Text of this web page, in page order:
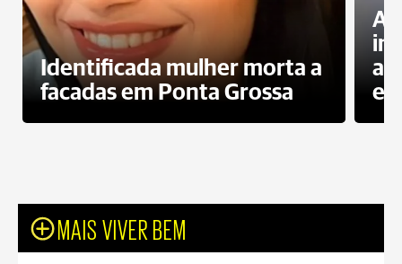
Identificada mulher morta a
facadas em Ponta Grossa
MAIS VIVER BEM